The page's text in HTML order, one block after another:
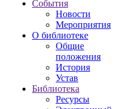
События
Новости
Мероприятия
О библиотеке
Общие
положения
История
Устав
Библиотека
Ресурсы